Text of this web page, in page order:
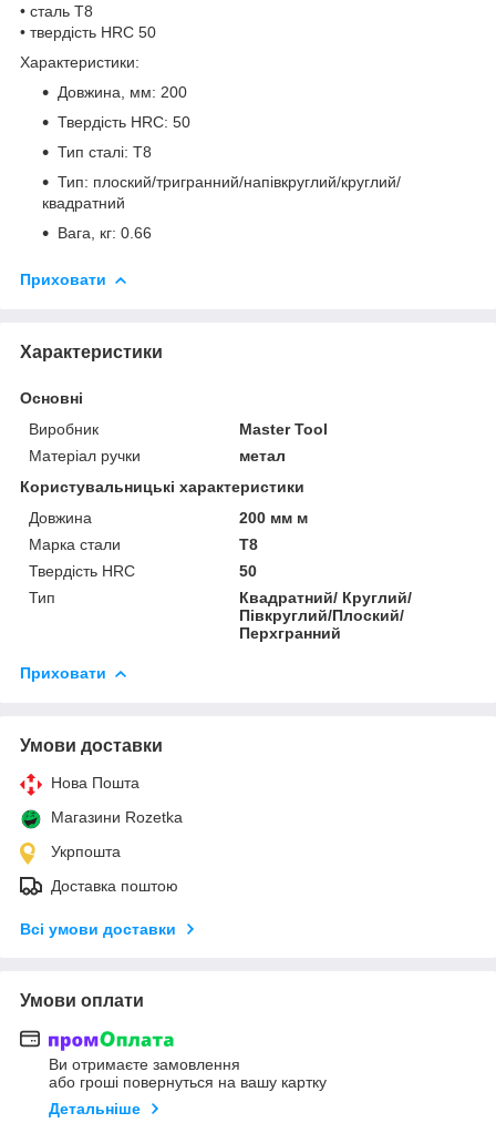
• сталь Т8
• твердість HRC 50
Характеристики:
Довжина, мм: 200
Твердість HRC: 50
Тип сталі: T8
Тип: плоский/тригранний/напівкруглий/круглий/
квадратний
Вага, кг: 0.66
Приховати
Характеристики
Основні
Виробник
Master Tool
Матеріал ручки
метал
Користувальницькі характеристики
Довжина
200 мм м
Марка стали
T8
Твердість HRC
50
Тип
Квадратний/ Круглий/
Півкруглий/Плоский/
Перхгранний
Приховати
Умови доставки
Нова Пошта
Магазини Rozetka
Укрпошта
Доставка поштою
Всі умови доставки
Умови оплати
Ви отримаєте замовлення
або гроші повернуться на вашу картку
Детальніше